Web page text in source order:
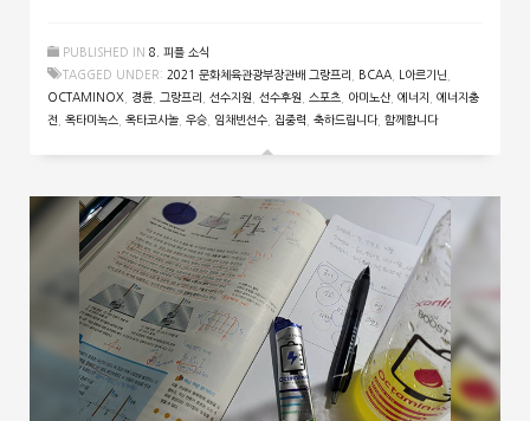
PUBLISHED IN 8. 피플 소식
TAGGED UNDER: 2021 문화체육관광부장관배 그랑프리 BCAA L아르기닌
OCTAMINOX
경륜 그랑프리 선수지원 선수후원 스포츠 아미노산, 에너지
에너지충
전
옥타미녹스 옥타코사놀 우승 임채빈선수 집중력 축하드립니다, 함께합니다